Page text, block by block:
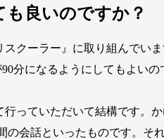
も良いのですか？
スクーラー』に取り組んでい
分になるようにしてもよいの
行っていただいて結構です。
の会話といったものです。そ